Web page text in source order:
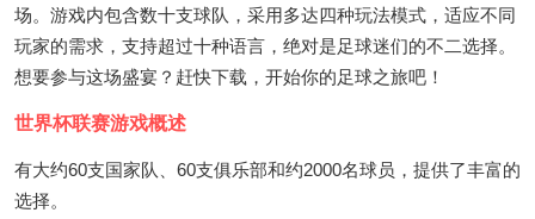
场。游戏内包含数十支球队，采用多达四种玩法模式，适应不同
玩家的需求，支持超过十种语言，绝对是足球迷们的不二选择。
想要参与这场盛宴？赶快下载，开始你的足球之旅吧！
世界杯联赛游戏概述
有大约60支国家队、60支俱乐部和约2000名球员，提供了丰富的
选择。